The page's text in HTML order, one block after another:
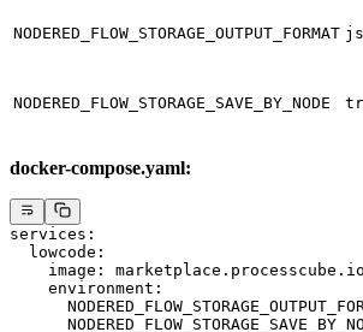
NODERED_FLOW_STORAGE_OUTPUT_FORMAT
NODERED_FLOW_STORAGE_SAVE_BY_NODE
docker-compose.yaml:
services :
  lowcode
:
    image
:
    environment
: